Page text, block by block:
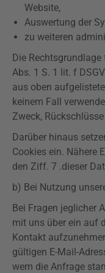
Website,
Auswertung der
zu weiteren
Die
Abs. 1 S. 1 lit. f
aus oben
keinem Fall
Zweck,
Darüber hinaus
Cookies ein. Nähere
den Ziff. 7 .dieser
b) Bei Nutzung
Bei Fragen jeglicher
mit uns über ein auf
Kontakt
gültigen E-Mail-
wem die Anfrage